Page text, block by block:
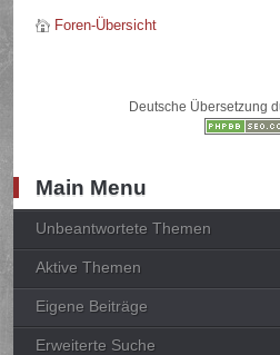
Foren-Übersicht
Deutsche Übersetzung
Main Menu
Unbeantwortete Themen
Aktive Themen
Eigene Beiträge
Erweiterte Suche